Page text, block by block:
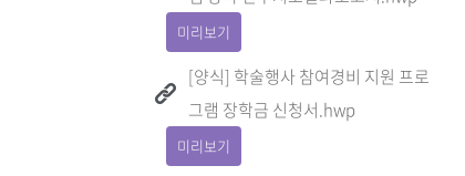
미리보기
[양식] 학술행사 참여경비 지원 프로
그램 장학금 신청서.hwp
미리보기